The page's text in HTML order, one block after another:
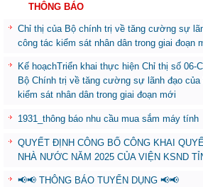
THÔNG BÁO
Chỉ thị của Bộ chính trị về tăng cường sự
công tác kiểm sát nhân dân trong giai đoạn
Kế hoạchTriển khai thực hiện Chỉ thị số 06-
Bộ Chính trị về tăng cường sự lãnh đạo
kiểm sát nhân dân trong giai đoạn mới
1931_thông báo nhu cầu mua sắm máy tính
QUYẾT ĐỊNH CÔNG BỐ CÔNG KHAI
NHÀ NƯỚC NĂM 2025 CỦA VIỆN KSND
📢📢 THÔNG BÁO TUYỂN DỤNG 📢📢